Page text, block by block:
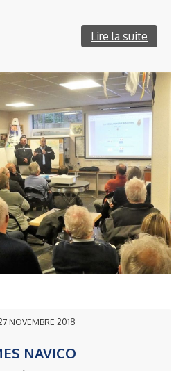
Lire la suite
NOVEMBRE 2018
NAVICO